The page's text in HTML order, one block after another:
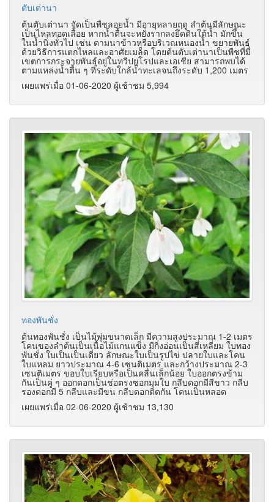
ตับเต่านา
ต้นตับเต่านา จัดเป็นพืชลอยน้ำ มีอายุหลายฤดู ลำต้นมีลักษณะ
เป็นไหลทอดเลื้อย หากน้ำตื้นจะหยั่งรากลงยึดดินใต้น้ำ มักขึ้น
ในน้ำนิ่งทั่วไป เช่น ตามนาข้าวหรือบริเวณหนองน้ำ ขยายพันธุ์
ด้วยวิธีการแตกไหลและอาศัยเมล็ด โดยต้นตับเต่านาเป็นพืชที่มี
เขตการกระจายพันธุ์อยู่ในทวีปยุโรปและเอเชีย สามารถพบได้
ตามแหล่งน้ำตื้น ๆ ที่ระดับใกล้น้ำทะเลจนถึงระดับ 1,200 เมตร
เผยแพร่เมื่อ 01-06-2020 ผู้เช้าชม 5,994
ทองพันชั่ง
ต้นทองพันชั่ง เป็นไม้พุ่มขนาดเล็ก มีความสูงประมาณ 1-2 เมตร
โคนของลำต้นเป็นเนื้อไม้แกนแข็ง มีกิ่งอ่อนเป็นสี่เหลี่ยม ใบทอง
พันชั่ง ใบเป็นเป็นเดี่ยว ลักษณะใบเป็นรูปไข่ ปลายใบและโคน
ใบแหลม ยาวประมาณ 4-6 เซนติเมตร และกว้างประมาณ 2-3
เซนติเมตร ขอบใบเรียบหรือเป็นคลื่นเล็กน้อย ใบออกตรงข้าม
กันเป็นคู่ ๆ ออกดอกเป็นช่อตรงซอกมุมใบ กลีบดอกมีสีขาว กลีบ
รองดอกมี 5 กลีบและมีขน กลีบดอกติดกัน โคนเป็นหลอด
เผยแพร่เมื่อ 02-06-2020 ผู้เช้าชม 13,130